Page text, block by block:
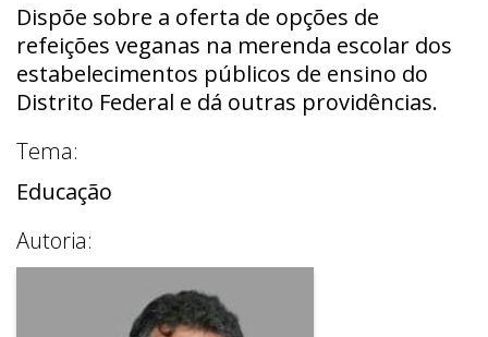
Dispõe sobre a oferta de opções de
refeições veganas na merenda escolar dos
estabelecimentos públicos de ensino do
Distrito Federal e dá outras providências.
Tema:
Educação
Autoria: